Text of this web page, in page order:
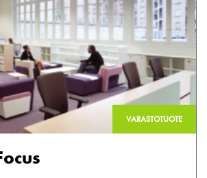
VARASTOTUOTE